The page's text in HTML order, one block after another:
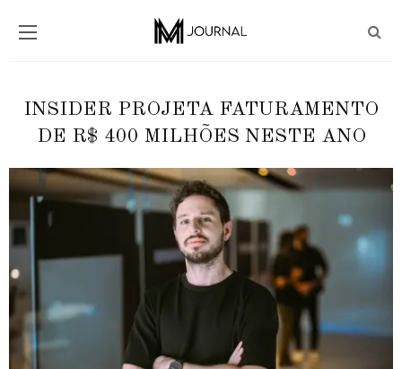
INSIDER PROJETA FATURAMENTO
DE R$ 400 MILHÕES NESTE ANO